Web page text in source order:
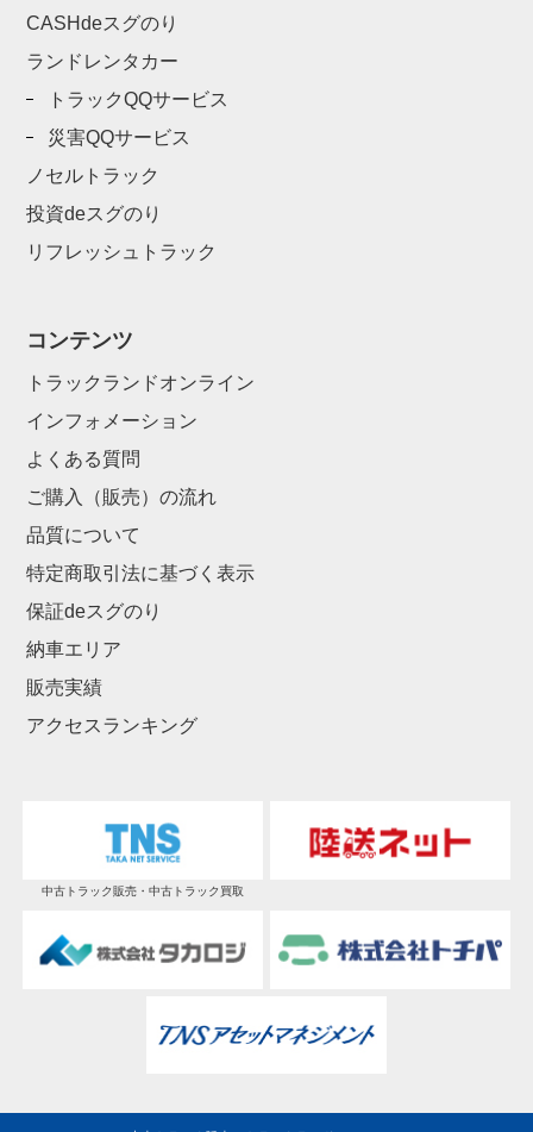
CASHdeスグのり
ランドレンタカー
トラックQQサービス
災害QQサービス
ノセルトラック
投資deスグのり
リフレッシュトラック
コンテンツ
トラックランドオンライン
インフォメーション
よくある質問
ご購入（販売）の流れ
品質について
特定商取引法に基づく表示
保証deスグのり
納車エリア
販売実績
アクセスランキング
中古トラック販売・中古トラック買取